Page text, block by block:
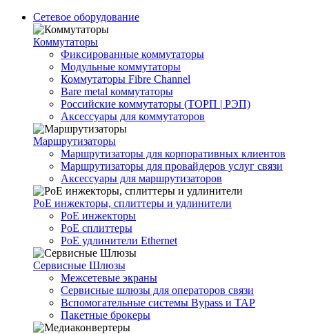
Сетевое оборудование
Коммутаторы
Фиксированные коммутаторы
Модульные коммутаторы
Коммутаторы Fibre Channel
Bare metal коммутаторы
Российские коммутаторы (ТОРП | РЭП)
Аксессуары для коммутаторов
Маршрутизаторы
Маршрутизаторы для корпоративных клиентов
Маршрутизаторы для провайдеров услуг связи
Аксессуары для маршрутизаторов
PoE инжекторы, сплиттеры и удлинители
PoE инжекторы
PoE сплиттеры
PoE удлинители Ethernet
Сервисные Шлюзы
Межсетевые экраны
Сервисные шлюзы для операторов связи
Вспомогательные системы Bypass и TAP
Пакетные брокеры